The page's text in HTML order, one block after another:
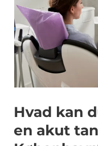
Hvad kan
en akut